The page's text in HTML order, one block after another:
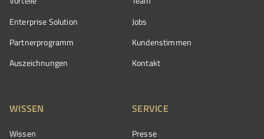
Enterprise Solution
Partnerprogramm
Auszeichnungen
Jobs
Kundenstimmen
Kontakt
WISSEN
Wissen
SERVICE
Presse